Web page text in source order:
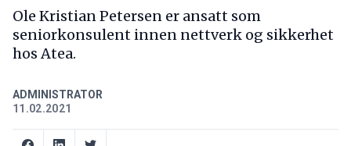
Ole Kristian Petersen er ansatt som
seniorkonsulent innen nettverk og sikkerhet
hos Atea.
ADMINISTRATOR
11.02.2021